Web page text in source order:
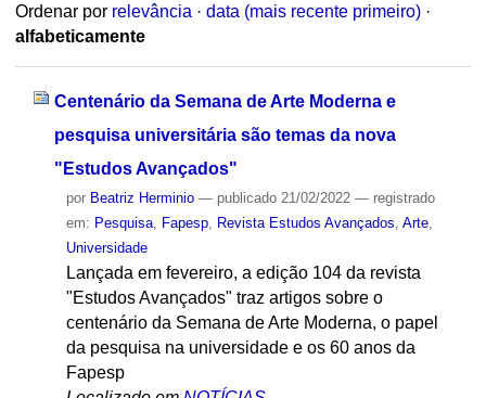
Ordenar por relevância · data (mais recente primeiro) ·
alfabeticamente
Centenário da Semana de Arte Moderna e
pesquisa universitária são temas da nova
"Estudos Avançados"
por Beatriz Herminio — publicado21/02/2022 — registrado
em: Pesquisa, Fapesp, Revista Estudos Avançados Arte,
Universidade
Lançada em fevereiro, a edição 104 da revista
"Estudos Avançados" traz artigos sobre o
centenário da Semana de Arte Moderna, o papel
da pesquisa na universidade e os 60 anos da
Fapesp